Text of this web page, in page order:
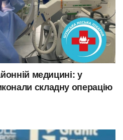
медицині: у
складну операцію